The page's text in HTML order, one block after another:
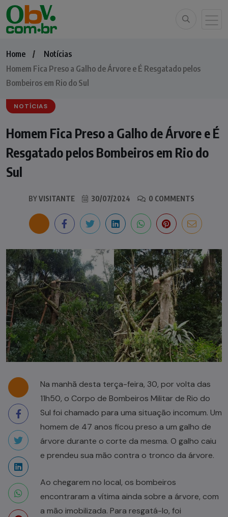
Home
Notícias
Homem Fica Preso a Galho de Árvore e É Resgatado pelos
Bombeiros em Rio do Sul
NOTÍCIAS
Homem Fica Preso a Galho de Árvore e É
Resgatado pelos Bombeiros em Rio do
Sul
BYVISITANTE 30/07/2024 0 COMMENTS
Na manhã desta terça-feira, 30, por volta das
11h50, o Corpo de Bombeiros Militar de Rio do
Sul foi chamado para uma situação incomum. Um
homem de 47 anos ficou preso a um galho de
árvore durante o corte da mesma. O galho caiu
e prendeu sua mão contra o tronco da árvore.
Ao chegarem no local, os bombeiros
encontraram a vítima ainda sobre a árvore, com
a mão imobilizada. Para resgatá-lo, foi